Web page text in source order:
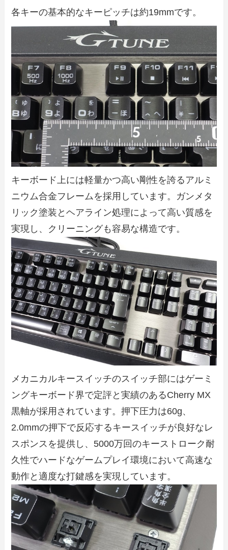
各キーの基本的なキーピッチは約19mmです。
キーボード上には軽量かつ高い剛性を誇るアルミ
ニウム合金フレームを採用しています。ガンメタ
リック塗装とヘアライン処理によって高い質感を
実現し、クリーニングも容易な構造です。
メカニカルキースイッチのスイッチ部にはゲーミ
ングキーボード界で定評と実績のあるCherry MX
黒軸が採用されています。押下圧力は60g、
2.0mmの押下で反応するキースイッチが良好なレ
スポンスを提供し、5000万回のキーストローク耐
久性でハードなゲームプレイ環境において高速な
動作と適度な打鍵感を実現しています。